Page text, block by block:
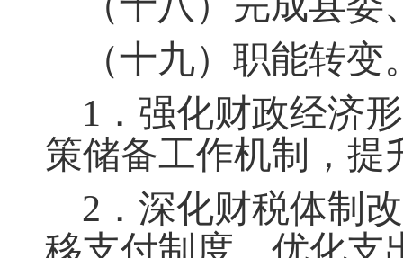
（十九）职能转变
1．强化财政经济
策储备工作机制，提
2．深化财税体制